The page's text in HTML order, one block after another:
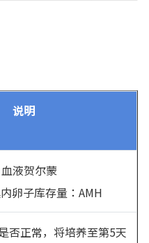
说明
血液贺尔蒙
卵子库存量：AMH
否正常，将培养至第5天